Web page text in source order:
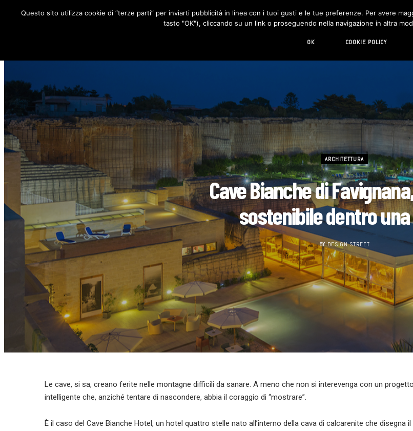
RUBRICHE DESIGN LIVING HI-TECH
ARCHITETTURA
Cave Bianche di
sostenibile dentro
BY DESIGN STREET
Le cave, si sa, creano ferite nelle montagne difficili da sanare. A meno che non si interevenga con un progetto
intelligente che, anziché tentare di nascondere, abbia il coraggio di “mostrare”.
È il caso del Cave Bianche Hotel, un hotel quattro stelle nato all’interno della cava di calcarenite che disegna
Questo sito utilizza cookie di “terze parti” per inviarti pubblicità in linea con i tuoi gusti e le tue preferenze. Per avere
tasto "OK"), cliccando su un link o proseguendo nella navigazione in altra
OK COOKIE POLICY